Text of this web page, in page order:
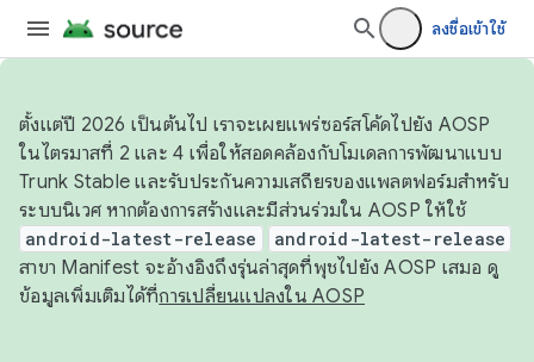
ลงชื่อเข้าใช้
ตั้งแต่ปี 2026 เป็นต้นไป เราจะเผยแพร่ซอร์สโค้ดไปยัง AOSP
ในไตรมาสที่ 2 และ 4 เพื่อให้สอดคล้องกับโมเดลการพัฒนาแบบ
Trunk Stable และรับประกันความเสถียรของแพลตฟอร์มสำหรับ
ระบบนิเวศ หากต้องการสร้างและมีส่วนร่วมใน AOSP ให้ใช้
android-latest-release android-latest-release
สาขา Manifest จะอ้างอิงถึงรุ่นล่าสุดที่พุชไปยัง AOSP เสมอ ดู
ข้อมูลเพิ่มเติมได้ที่การเปลี่ยนแปลงใน AOSP